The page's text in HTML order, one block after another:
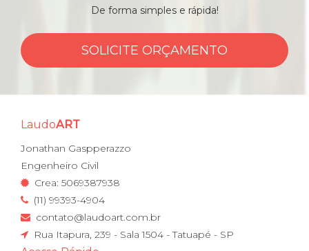
De forma simples e rápida!
SOLICITE ORÇAMENTO
LaudoART
Jonathan Gaspperazzo
Engenheiro Civil
Crea: 5069387938
(11) 99393-4904
contato@laudoart.com.br
Rua Itapura, 239 - Sala 1504 - Tatuapé - SP